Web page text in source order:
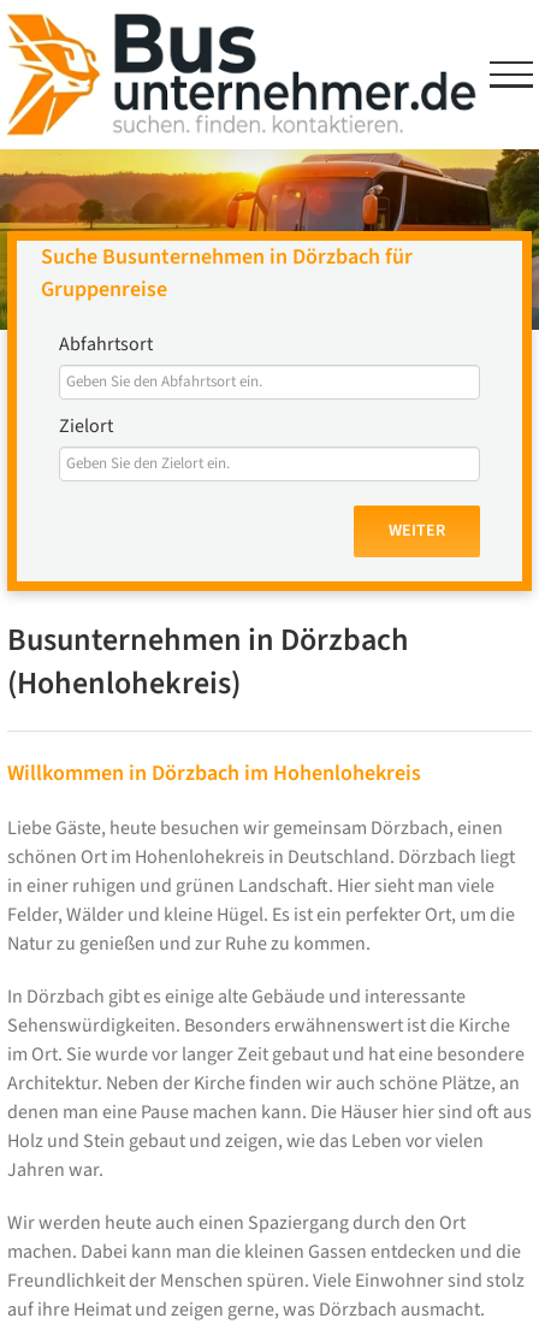
Skip
to
content
Suche Busunternehmen in Dörzbach für
Gruppenreise
Abfahrtsort
Zielort
WEITER
Busunternehmen in Dörzbach
(Hohenlohekreis)
Willkommen in Dörzbach im Hohenlohekreis
Liebe Gäste, heute besuchen wir gemeinsam Dörzbach, einen
schönen Ort im Hohenlohekreis in Deutschland. Dörzbach liegt
in einer ruhigen und grünen Landschaft. Hier sieht man viele
Felder, Wälder und kleine Hügel. Es ist ein perfekter Ort, um die
Natur zu genießen und zur Ruhe zu kommen.
In Dörzbach gibt es einige alte Gebäude und interessante
Sehenswürdigkeiten. Besonders erwähnenswert ist die Kirche
im Ort. Sie wurde vor langer Zeit gebaut und hat eine besondere
Architektur. Neben der Kirche finden wir auch schöne Plätze, an
denen man eine Pause machen kann. Die Häuser hier sind oft aus
Holz und Stein gebaut und zeigen, wie das Leben vor vielen
Jahren war.
Wir werden heute auch einen Spaziergang durch den Ort
machen. Dabei kann man die kleinen Gassen entdecken und die
Freundlichkeit der Menschen spüren. Viele Einwohner sind stolz
auf ihre Heimat und zeigen gerne, was Dörzbach ausmacht.